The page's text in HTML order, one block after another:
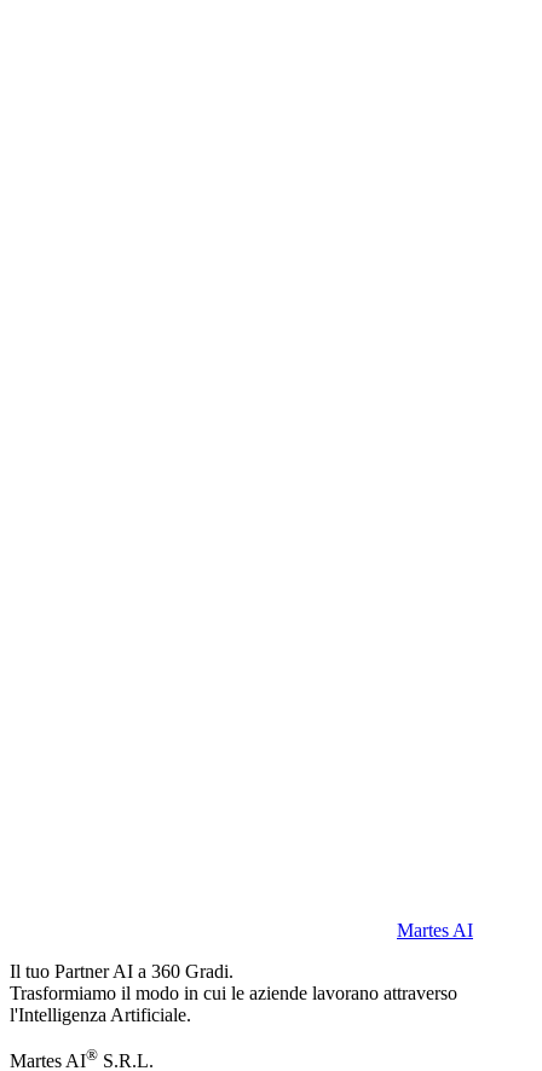
Martes AI
Il tuo Partner AI a 360 Gradi.
Trasformiamo il modo in cui le aziende lavorano attraverso
l'Intelligenza Artificiale.
Martes AI® S.R.L.